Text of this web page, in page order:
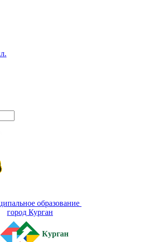
образование
город Курган
Курган